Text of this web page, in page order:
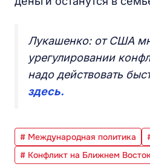
Лукашенко: от США
урегулировании
надо действовать
здесь.
# Международная политика
# Конфликт на Ближнем